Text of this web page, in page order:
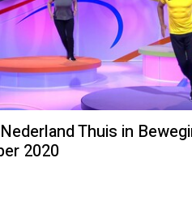
Thuis in
2020